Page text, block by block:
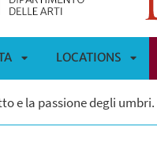
APRI
LOCATIONS
APRI
e la passione degli